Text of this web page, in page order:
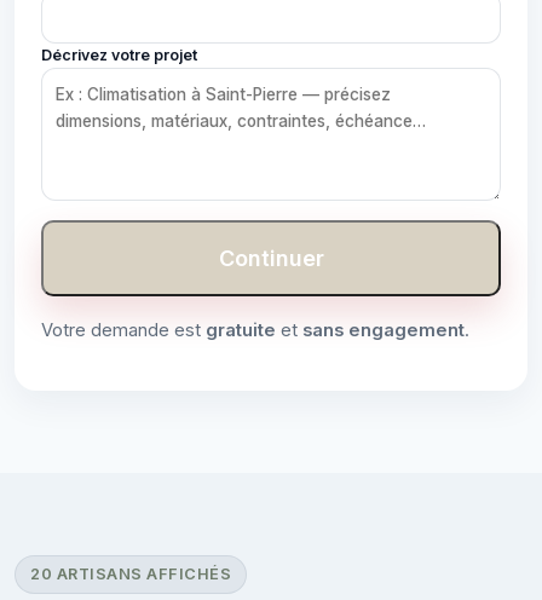
Décrivez votre projet
Continuer
Votre demande est gratuite et sans engagement.
20 ARTISANS AFFICHÉS